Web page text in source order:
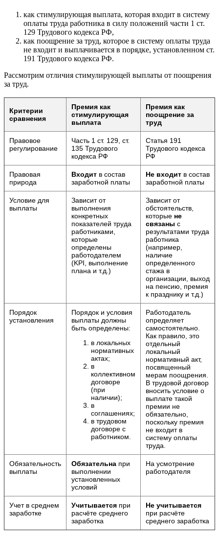
как стимулирующая выплата, которая входит в систему
оплаты труда работника в силу положений части 1 ст.
129 Трудового кодекса РФ,
как поощрение за труд, которое в систему оплаты труда
не входит и выплачивается в порядке, установленном ст.
191 Трудового кодекса РФ.
Рассмотрим отличия стимулирующей выплаты от поощрения
за труд.
Критерии
сравнения
Премия как
стимулирующая
выплата
Премия как
поощрение за
труд
Правовое
регулирование
Часть 1 ст. 129, ст.
135 Трудового
кодекса РФ
Статья 191
Трудового кодекса
РФ
Правовая
природа
Входит в состав
заработной платы
Не входит в состав
заработной платы
Условие для
выплаты
Зависит от
выполнения
конкретных
показателей труда
работниками,
которые
определены
работодателем
(KPI, выполнение
плана и т.д.)
Зависит от
обстоятельств,
которые не
связаны с
результатами труда
работника
(например,
наличие
определенного
стажа в
организации, выход
на пенсию, премия
к празднику и т.д.)
Порядок
установления
Порядок и условия
выплаты должны
быть определены:
в локальных
нормативных
актах;
в
коллективном
договоре
(при
наличии);
в
соглашениях;
в трудовом
договоре с
работником.
Работодатель
определяет
самостоятельно.
Как правило, это
отдельный
локальный
нормативный акт,
посвященный
мерам поощрения.
В трудовой договор
вносить условие о
выплате такой
премии не
обязательно,
поскольку премия
не входит в
систему оплаты
труда.
Обязательность
выплаты
Обязательна при
выполнении
установленных
условий
На усмотрение
работодателя
Учет в среднем
заработке
Учитывается при
расчёте среднего
заработка
Не учитывается
при расчёте
среднего заработка